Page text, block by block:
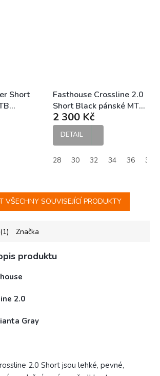
Short
Fasthouse Crossline 2.0
Short Black pánské MTB
kraťasy
2 300 Kč
DETAIL
28 30 32 34 36 38
VŠECHNY SOUVISEJÍCÍ PRODUKTY
Značka
produktu
2.0
Gray
2.0 Short jsou lehké, pevné,